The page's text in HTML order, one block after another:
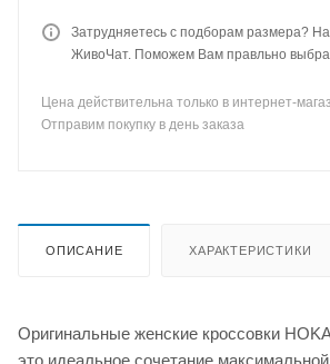
Затрудняетесь с подборам размера?
ЖивоЧат. Поможем Вам правльно
Цена действительна только в интернет-
Отправим покупку в день заказа
ОПИСАНИЕ ХАРАКТЕРИСТИКИ
Оригинальные женские кроссовки
это идеальное сочетание